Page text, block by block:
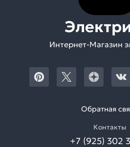
Интернет-Магазин
Обратная
Контакты
+7 (925) 302